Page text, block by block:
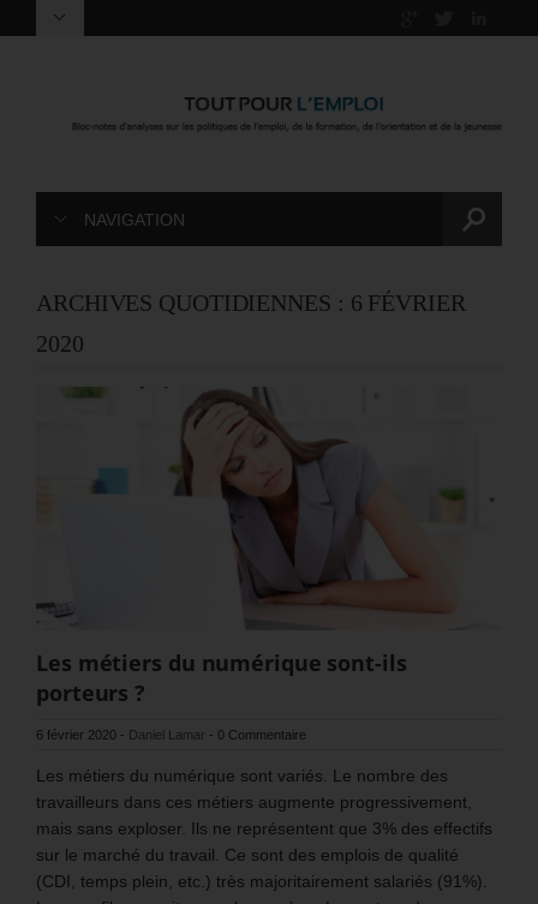
NAVIGATION
ARCHIVES QUOTIDIENNES : 6 FÉVRIER
2020
Les métiers du numérique sont-ils
porteurs ?
6 février 2020 - Daniel Lamar - 0 Commentaire
Les métiers du numérique sont variés. Le nombre des
travailleurs dans ces métiers augmente progressivement,
mais sans exploser. Ils ne représentent que 3% des effectifs
sur le marché du travail. Ce sont des emplois de qualité
(CDI, temps plein, etc.) très majoritairement salariés (91%).